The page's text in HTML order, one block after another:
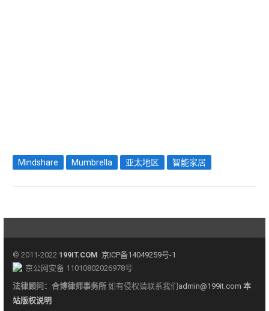
Mindshare Mumbrella 亚太地区 智能家居
© 2011-2022 199IT.COM 京ICP备14049259号-1
京公网安备 11010802026978号
法律顾问： 合博律师事务所 如有侵权请联系我们 admin@199it.com 本
站版权说明